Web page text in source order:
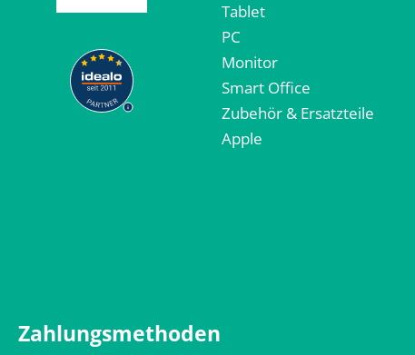
Tablet
PC
Monitor
Smart Office
Zubehör & Ersatzteile
Apple
Zahlungsmethoden